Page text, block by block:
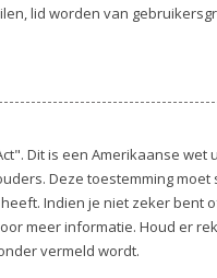
lid worden van
Dit is een Amerikaanse
Deze toestemming
Indien je niet zeker bent
meer informatie. Houd er
vermeld wordt.